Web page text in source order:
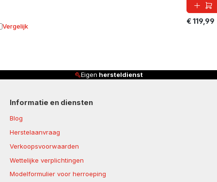
€ 119,99
Vergelijk aan vergelijking
Eigen hersteldienst
Informatie en diensten
Blog
Herstelaanvraag
Verkoopsvoorwaarden
Wettelijke verplichtingen
Modelformulier voor herroeping